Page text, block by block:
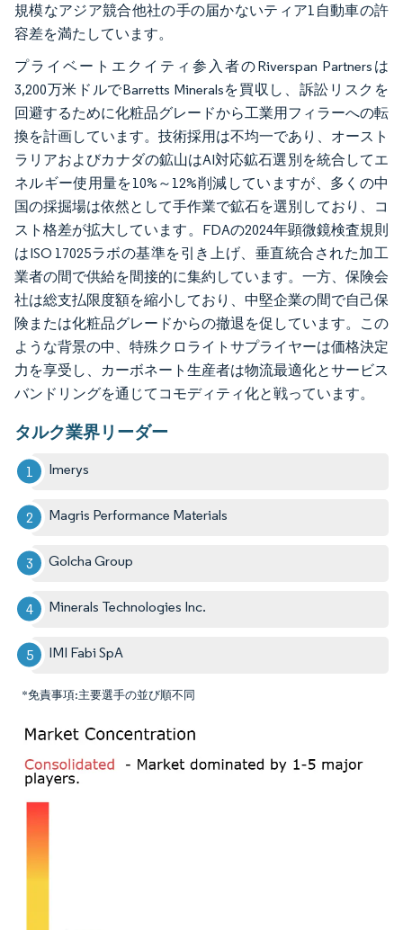
規模なアジア競合他社の手の届かないティア1自動車の許
容差を満たしています。
プライベートエクイティ参入者のRiverspan Partnersは
3,200万米ドルでBarretts Mineralsを買収し、訴訟リスクを
回避するために化粧品グレードから工業用フィラーへの転
換を計画しています。技術採用は不均一であり、オースト
ラリアおよびカナダの鉱山はAI対応鉱石選別を統合してエ
ネルギー使用量を10%～12%削減していますが、多くの中
国の採掘場は依然として手作業で鉱石を選別しており、コ
スト格差が拡大しています。FDAの2024年顕微鏡検査規則
はISO 17025ラボの基準を引き上げ、垂直統合された加工
業者の間で供給を間接的に集約しています。一方、保険会
社は総支払限度額を縮小しており、中堅企業の間で自己保
険または化粧品グレードからの撤退を促しています。この
ような背景の中、特殊クロライトサプライヤーは価格決定
力を享受し、カーボネート生産者は物流最適化とサービス
バンドリングを通じてコモディティ化と戦っています。
タルク業界リーダー
Imerys
Magris Performance Materials
Golcha Group
Minerals Technologies Inc.
IMI Fabi SpA
*免責事項:主要選手の並び順不同